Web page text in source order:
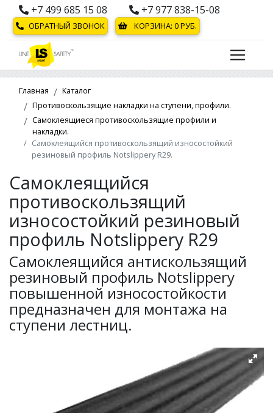
+7 499 685 15 08 +7 977 838-15-08
ОБРАТНЫЙ ЗВОНОК КОРЗИНА: 0РУБ.
Главная
Каталог
Противоскользящие накладки на ступени, профили.
Самоклеящиеся противоскользящие профили и
накладки.
Самоклеящийся противоскользящий износостойкий
резиновый профиль Notslippery R29.
Самоклеящийся
противоскользящий
износостойкий резиновый
профиль Notslippery R29
Самоклеящийся антискользящий
резиновый профиль Notslippery
повышенной износостойкости
предназначен для монтажа на
ступени лестниц.